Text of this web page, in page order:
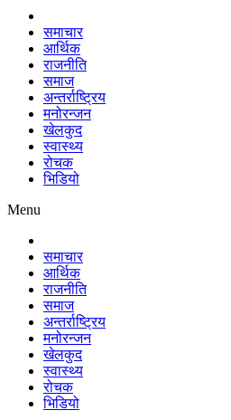
समाचार
आर्थिक
राजनीति
समाज
अन्तर्राष्ट्रिय
मनोरन्जन
खेलकुद
स्वास्थ्य
रोचक
भिडियो
Menu
समाचार
आर्थिक
राजनीति
समाज
अन्तर्राष्ट्रिय
मनोरन्जन
खेलकुद
स्वास्थ्य
रोचक
भिडियो